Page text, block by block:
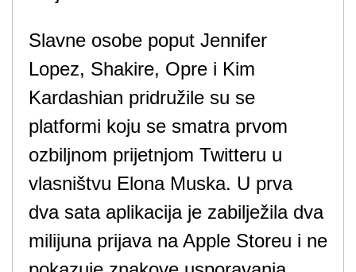
Slavne osobe poput Jennifer
Lopez, Shakire, Opre i Kim
Kardashian pridružile su se
platformi koju se smatra prvom
ozbiljnom prijetnjom Twitteru u
vlasništvu Elona Muska. U prva
dva sata aplikacija je zabilježila dva
milijuna prijava na Apple Storeu i ne